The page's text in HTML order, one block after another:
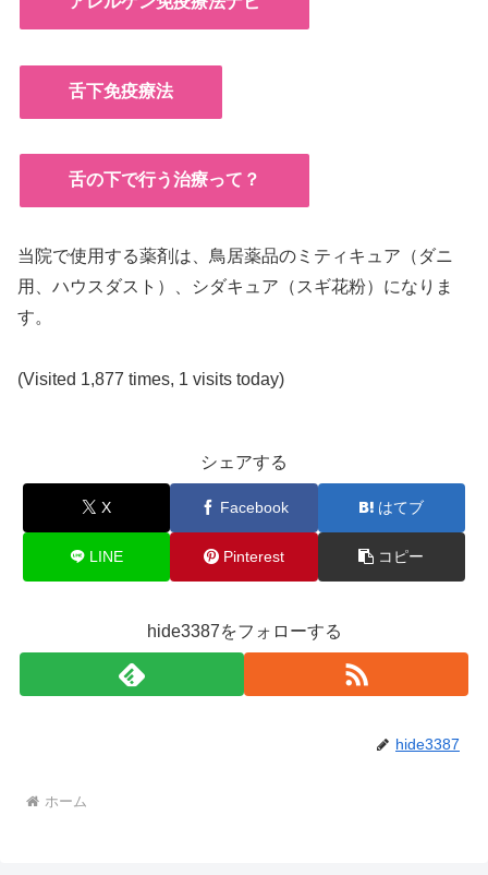
舌下免疫療法
舌の下で行う治療って？
当院で使用する薬剤は、鳥居薬品のミティキュア（ダニ
用、ハウスダスト）、シダキュア（スギ花粉）になりま
す。
(Visited 1,877 times, 1 visits today)
シェアする
X Facebook はてブ
LINE Pinterest コピー
hide3387をフォローする
hide3387
ホーム